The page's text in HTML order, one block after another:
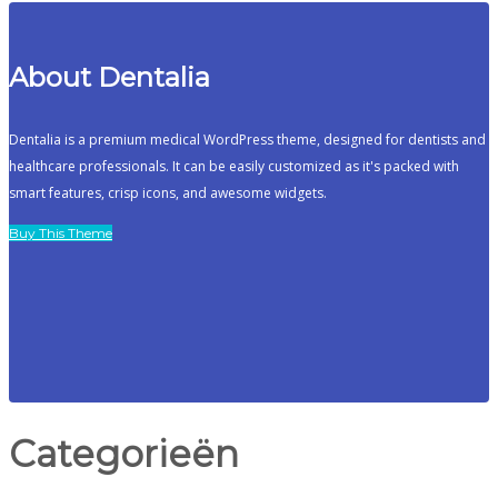
About Dentalia
Dentalia is a premium medical WordPress theme, designed for dentists and
healthcare professionals. It can be easily customized as it's packed with
smart features, crisp icons, and awesome widgets.
Buy This Theme
Categorieën